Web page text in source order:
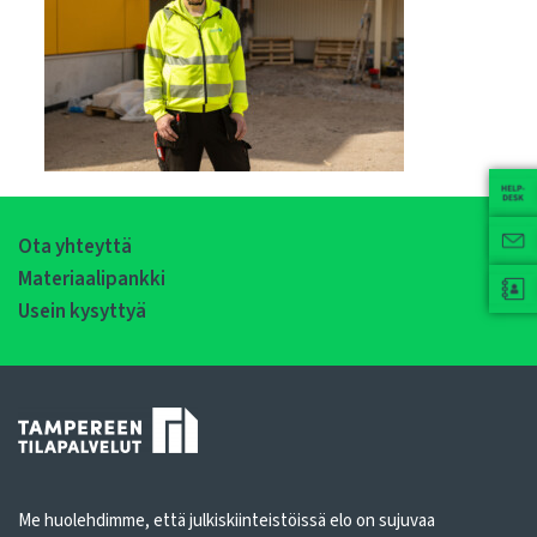
Ota yhteyttä
Materiaalipankki
Usein kysyttyä
Me huolehdimme, että julkiskiinteistöissä elo on sujuvaa